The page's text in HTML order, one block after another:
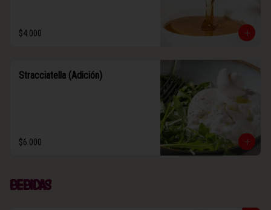
$4.000
Stracciatella (Adición)
$6.000
Bebidas